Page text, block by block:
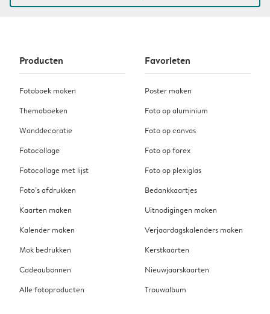
Producten
Fotoboek maken
Themaboeken
Wanddecoratie
Fotocollage
Fotocollage met lijst
Foto’s afdrukken
Kaarten maken
Kalender maken
Mok bedrukken
Cadeaubonnen
Alle fotoproducten
Favorieten
Poster maken
Foto op aluminium
Foto op canvas
Foto op forex
Foto op plexiglas
Bedankkaartjes
Uitnodigingen maken
Verjaardagskalenders maken
Kerstkaarten
Nieuwjaarskaarten
Trouwalbum